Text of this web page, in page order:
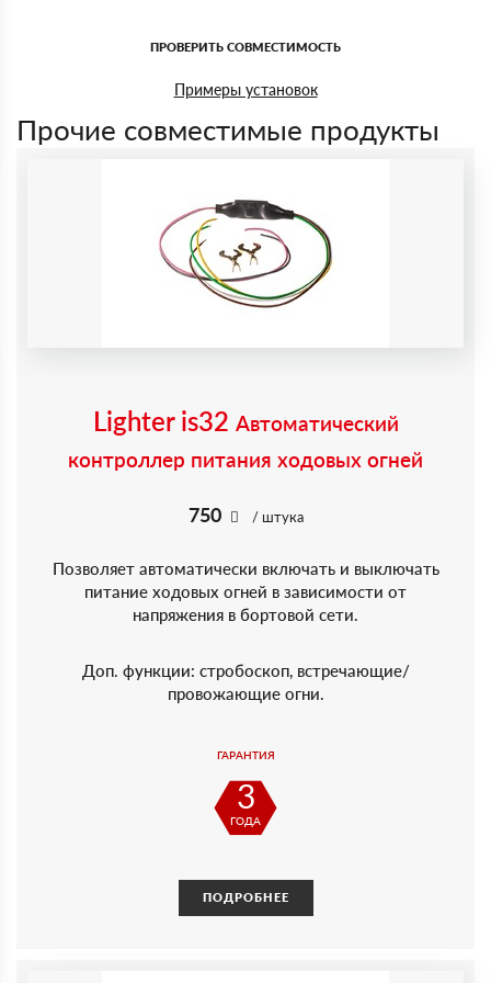
ПРОВЕРИТЬ СОВМЕСТИМОСТЬ
Примеры установок
Прочие совместимые продукты
Lighter is32 Автоматический
контроллер питания ходовых огней
750 / штука
Позволяет автоматически включать и выключать
питание ходовых огней в зависимости от
напряжения в бортовой сети.
Доп. функции: стробоскоп, встречающие/
провожающие огни.
ГАРАНТИЯ
3
ГОДА
ПОДРОБНЕЕ